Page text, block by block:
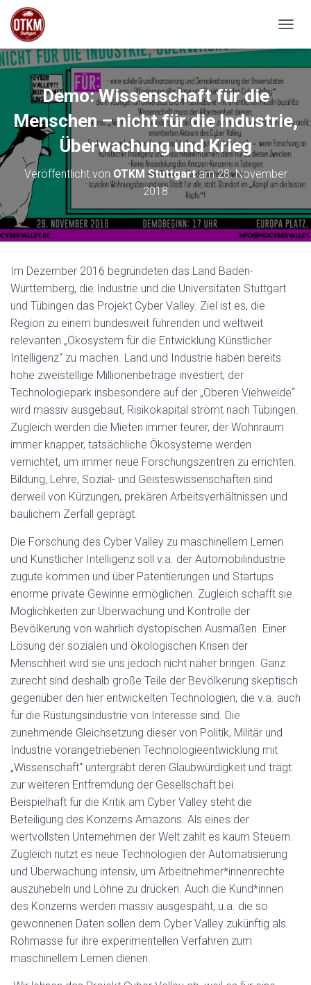
Demo: Wissenschaft für die
Menschen – nicht für die Industrie,
Überwachung und Krieg
Veröffentlicht von OTKM Stuttgartam28. November
2018
Im Dezember 2016 begründeten das Land Baden-
Württemberg, die Industrie und die Universitäten Stuttgart
und Tübingen das Projekt Cyber Valley. Ziel ist es, die
Region zu einem bundesweit führenden und weltweit
relevanten „Ökosystem für die Entwicklung Künstlicher
Intelligenz“ zu machen. Land und Industrie haben bereits
hohe zweistellige Millionenbeträge investiert, der
Technologiepark insbesondere auf der „Oberen Viehweide“
wird massiv ausgebaut, Risikokapital strömt nach Tübingen.
Zugleich werden die Mieten immer teurer, der Wohnraum
immer knapper, tatsächliche Ökosysteme werden
vernichtet, um immer neue Forschungszentren zu errichten.
Bildung, Lehre, Sozial- und Geisteswissenschaften sind
derweil von Kürzungen, prekären Arbeitsverhältnissen und
baulichem Zerfall geprägt.
Die Forschung des Cyber Valley zu maschinellem Lernen
und Künstlicher Intelligenz soll v.a. der Automobilindustrie
zugute kommen und über Patentierungen und Startups
enorme private Gewinne ermöglichen. Zugleich schafft sie
Möglichkeiten zur Überwachung und Kontrolle der
Bevölkerung von wahrlich dystopischen Ausmaßen. Einer
Lösung der sozialen und ökologischen Krisen der
Menschheit wird sie uns jedoch nicht näher bringen. Ganz
zurecht sind deshalb große Teile der Bevölkerung skeptisch
gegenüber den hier entwickelten Technologien, die v.a. auch
für die Rüstungsindustrie von Interesse sind. Die
zunehmende Gleichsetzung dieser von Politik, Militär und
Industrie vorangetriebenen Technologieentwicklung mit
„Wissenschaft“ untergräbt deren Glaubwürdigkeit und trägt
zur weiteren Entfremdung der Gesellschaft bei.
Beispielhaft für die Kritik am Cyber Valley steht die
Beteiligung des Konzerns Amazons. Als eines der
wertvollsten Unternehmen der Welt zahlt es kaum Steuern.
Zugleich nutzt es neue Technologien der Automatisierung
und Überwachung intensiv, um Arbeitnehmer*innenrechte
auszuhebeln und Löhne zu drücken. Auch die Kund*innen
des Konzerns werden massiv ausgespäht, u.a. die so
gewonnenen Daten sollen dem Cyber Valley zukünftig als
Rohmasse für ihre experimentellen Verfahren zum
maschinellem Lernen dienen.